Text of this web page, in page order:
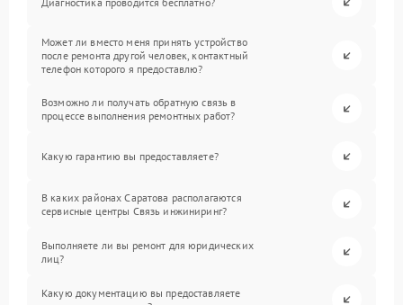
Может ли вместо меня принять устройство
после ремонта другой человек, контактный
телефон которого я предоставлю?
Возможно ли получать обратную связь в
процессе выполнения ремонтных работ?
Какую гарантию вы предоставляете?
В каких районах Саратова располагаются
сервисные центры Связь инжиниринг?
Выполняете ли вы ремонт для юридических
лиц?
Какую документацию вы предоставляете